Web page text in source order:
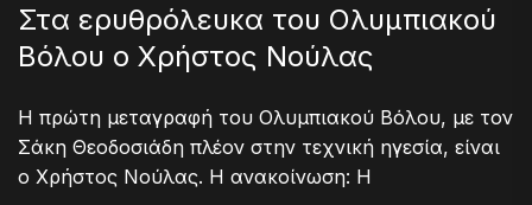
Στα ερυθρόλευκα του Ολυμπιακού
Βόλου ο Χρήστος Νούλας
Η πρώτη μεταγραφή του Ολυμπιακού Βόλου, με τον
Σάκη Θεοδοσιάδη πλέον στην τεχνική ηγεσία, είναι
ο Χρήστος Νούλας. Η ανακοίνωση: Η